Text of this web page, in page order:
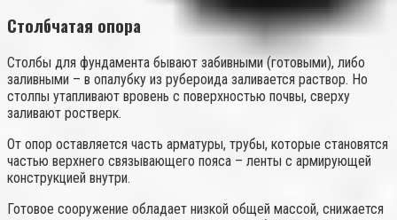
Столбчатая опора
Столбы для фундамента бывают забивными (готовыми), либо
заливными – в опалубку из рубероида заливается раствор. Но
столпы утапливают вровень с поверхностью почвы, сверху
заливают ростверк.
От опор оставляется часть арматуры, трубы, которые становятся
частью верхнего связывающего пояса – ленты с армирующей
конструкцией внутри.
Готовое сооружение обладает низкой общей массой, снижается